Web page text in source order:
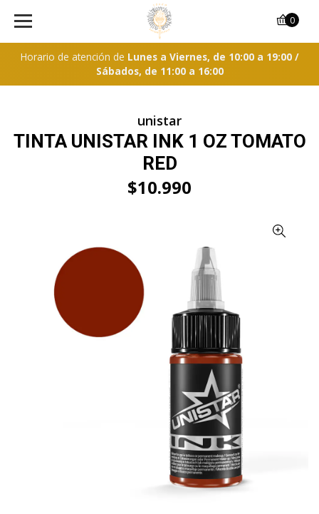
Horario de atención de Lunes a Viernes, de 10:00 a 19:00 /
Sábados, de 11:00 a 16:00
0
unistar
TINTA UNISTAR INK 1 OZ TOMATO
RED
$10.990